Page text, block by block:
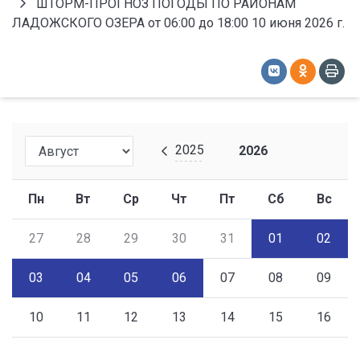
ШТОРМ-ПРОГНОЗ ПОГОДЫ ПО РАЙОНАМ
ЛАДОЖСКОГО ОЗЕРА от 06:00 до 18:00 10 июня 2026 г.
2025 2026
Пн Вт Ср Чт Пт Сб Вс
27 28 29 30 31 01 02
03 04 05 06 07 08 09
10 11 12 13 14 15 16